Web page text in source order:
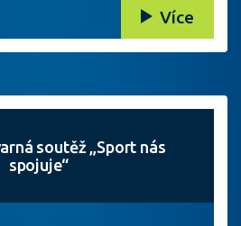
Více
soutěž „Sport nás
spojuje“